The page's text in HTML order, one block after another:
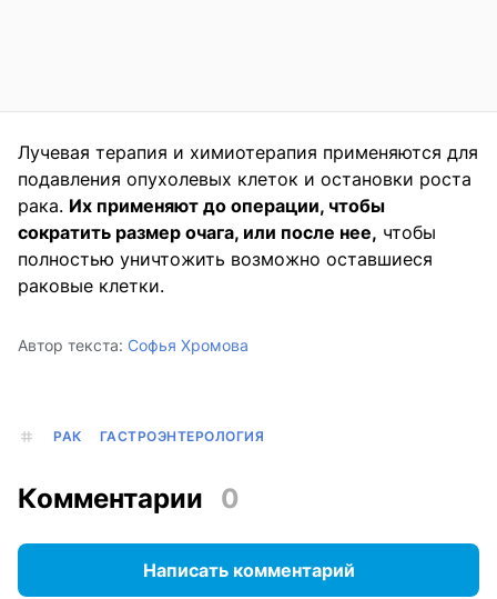
Лучевая терапия и химиотерапия применяются для
подавления опухолевых клеток и остановки роста
рака. Их применяют до операции, чтобы
сократить размер очага, или после нее, чтобы
полностью уничтожить возможно оставшиеся
раковые клетки.
Автор текста: Софья Хромова
РАК ГАСТРОЭНТЕРОЛОГИЯ
Комментарии 0
Написать комментарий